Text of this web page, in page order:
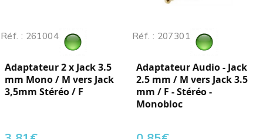
Réf. : 261004
Adaptateur 2 x Jack 3.5
mm Mono / M vers Jack
3,5mm Stéréo / F
Réf. : 207301
Adaptateur Audio - Jack
2.5 mm / M vers Jack 3.5
mm / F - Stéréo -
Monobloc